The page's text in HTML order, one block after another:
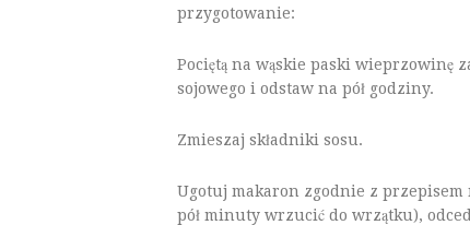
przygotowanie:
Pociętą na wąskie paski wieprzowinę
sojowego i odstaw na pół godziny.
Zmieszaj składniki sosu.
Ugotuj makaron zgodnie z
pół minuty wrzucić do wrzątku),